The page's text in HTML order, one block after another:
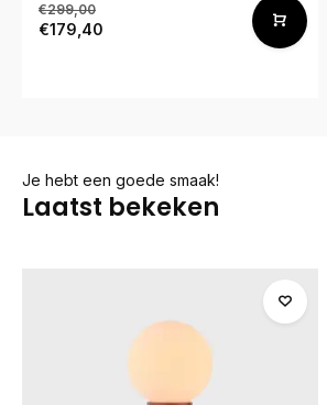
€299,00
€179,40
Je hebt een goede smaak!
Laatst bekeken